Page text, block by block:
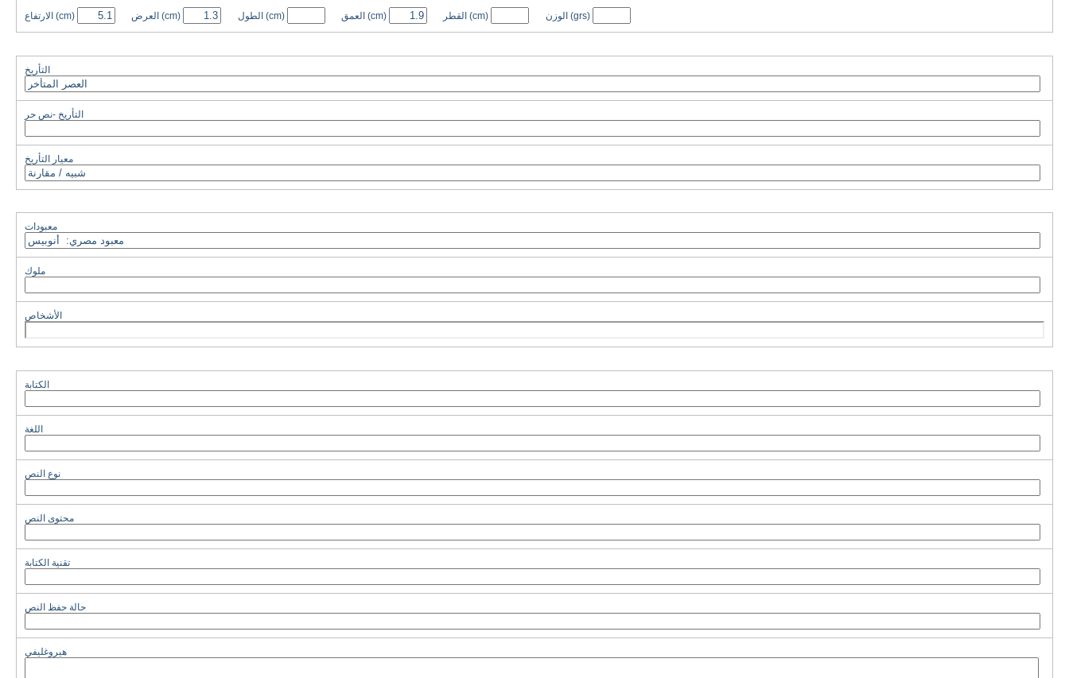
الارتفاع (cm) العرض (cm) الطول (cm) العمق (cm) القطر (cm) الوزن (grs)
التأريخ
التأريخ -نص حر
معيار التأريخ
معبودات
ملوك
الأشخاص
الكتابة
اللغة
نوع النص
محتوى النص
تقنية الكتابة
حالة حفظ النص
هيروغليفي